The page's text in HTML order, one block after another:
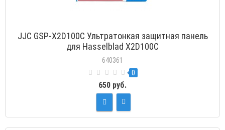
JJC GSP-X2D100C Ультратонкая защитная панель
для Hasselblad X2D100C
640361
0
650 руб.